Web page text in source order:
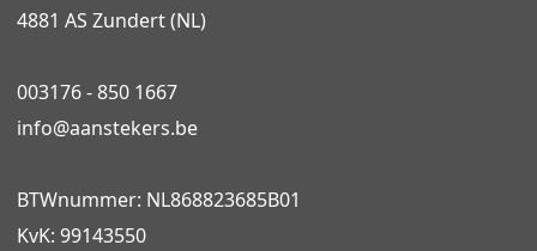
4881 AS Zundert (NL)
003176 - 850 1667
info@aanstekers.be
BTWnummer: NL868823685B01
KvK: 99143550